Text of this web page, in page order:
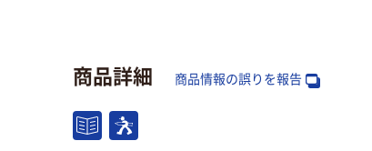
商品詳細 商品情報の誤りを報告